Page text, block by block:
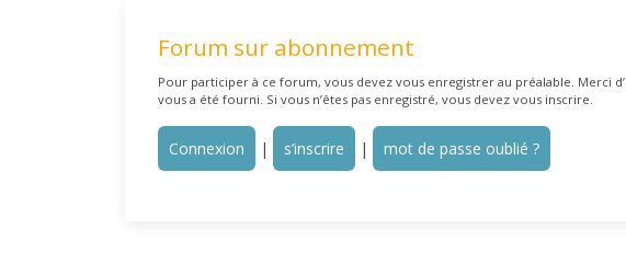
Forum sur abonnement
Pour participer à ce forum, vous devez vous enregistrer au préalable. Merci
vous a été fourni. Si vous n’êtes pas enregistré, vous devez vous inscrire.
Connexion | s’inscrire | mot de passe oublié ?